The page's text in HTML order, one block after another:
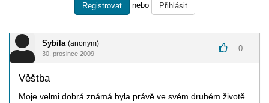
Registrovat nebo Přihlásit
Sybila (anonym)
30. prosince 2009
0
Věštba
Moje velmi dobrá známá byla právě ve svém druhém životě